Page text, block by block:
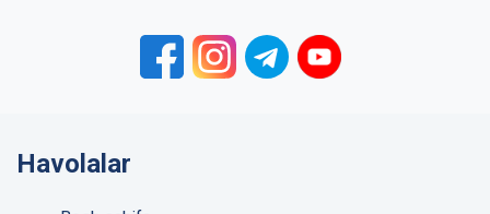
Havolalar